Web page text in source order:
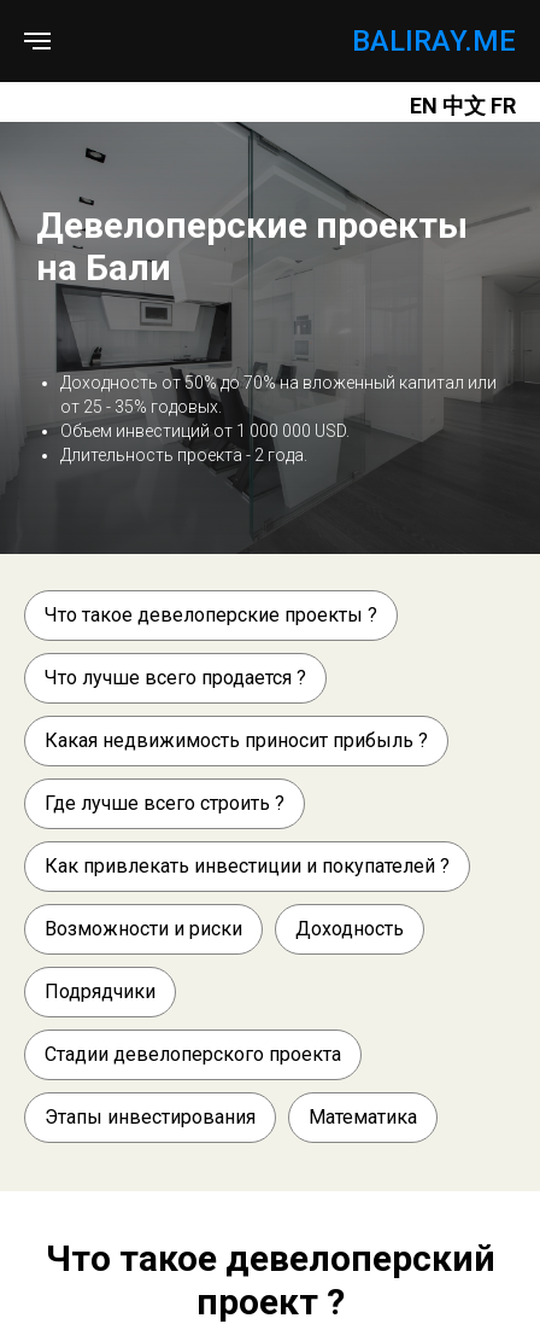
BALIRAY.ME
EN 中文 FR
Девелоперские проекты
на Бали
Доходность от 50% до 70% на вложенный капитал или
от 25 - 35% годовых.
Объем инвестиций от 1 000 000 USD.
Длительность проекта - 2 года.
Что такое девелоперские проекты ?
Что лучше всего продается ?
Какая недвижимость приносит прибыль ?
Где лучше всего строить ?
Как привлекать инвестиции и покупателей ?
Возможности и риски Доходность
Подрядчики
Стадии девелоперского проекта
Этапы инвестирования Математика
Что такое девелоперский
проект ?